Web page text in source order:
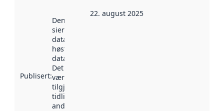
Publisert:
Denne datoen
sier når
datasettet ble
høstet av
data.norge.no.
Det kan ha
vært
tilgjengelig
tidligere
andre steder.
22. august 2025